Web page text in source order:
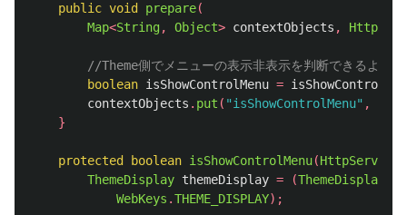
public void prepare(
Map<String, Object> contextObjects ,
//Theme側でメニューの表示非表示を判断できるよう
boolean isShowControlMenu =
contextObjects . put ( "isShowControlMenu" ,
}
protected boolean isShowControlMenu(
ThemeDisplay themeDisplay = (ThemeDisplay
WebKeys .THEME_DISPLAY);